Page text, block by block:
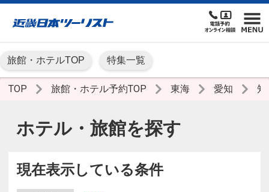
旅館・ホテルTOP 特集一覧
TOP 旅館・ホテル予約TOP 東海 愛知
ホテル・旅館を探す
現在表示している条件